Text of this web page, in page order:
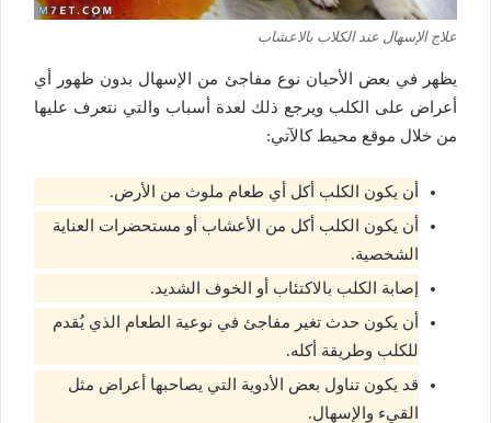
علاج الإسهال عند الكلاب بالاعشاب
يظهر في بعض الأحيان نوع مفاجئ من الإسهال بدون ظهور أي
أعراض على الكلب ويرجع ذلك لعدة أسباب والتي نتعرف عليها
من خلال موقع محيط كالآتي:
أن يكون الكلب أكل أي طعام ملوث من الأرض.
أن يكون الكلب أكل من الأعشاب أو مستحضرات العناية
الشخصية.
إصابة الكلب بالاكتئاب أو الخوف الشديد.
أن يكون حدث تغير مفاجئ في نوعية الطعام الذي يُقدم
للكلب وطريقة أكله.
قد يكون تناول بعض الأدوية التي يصاحبها أعراض مثل
القيء والإسهال.